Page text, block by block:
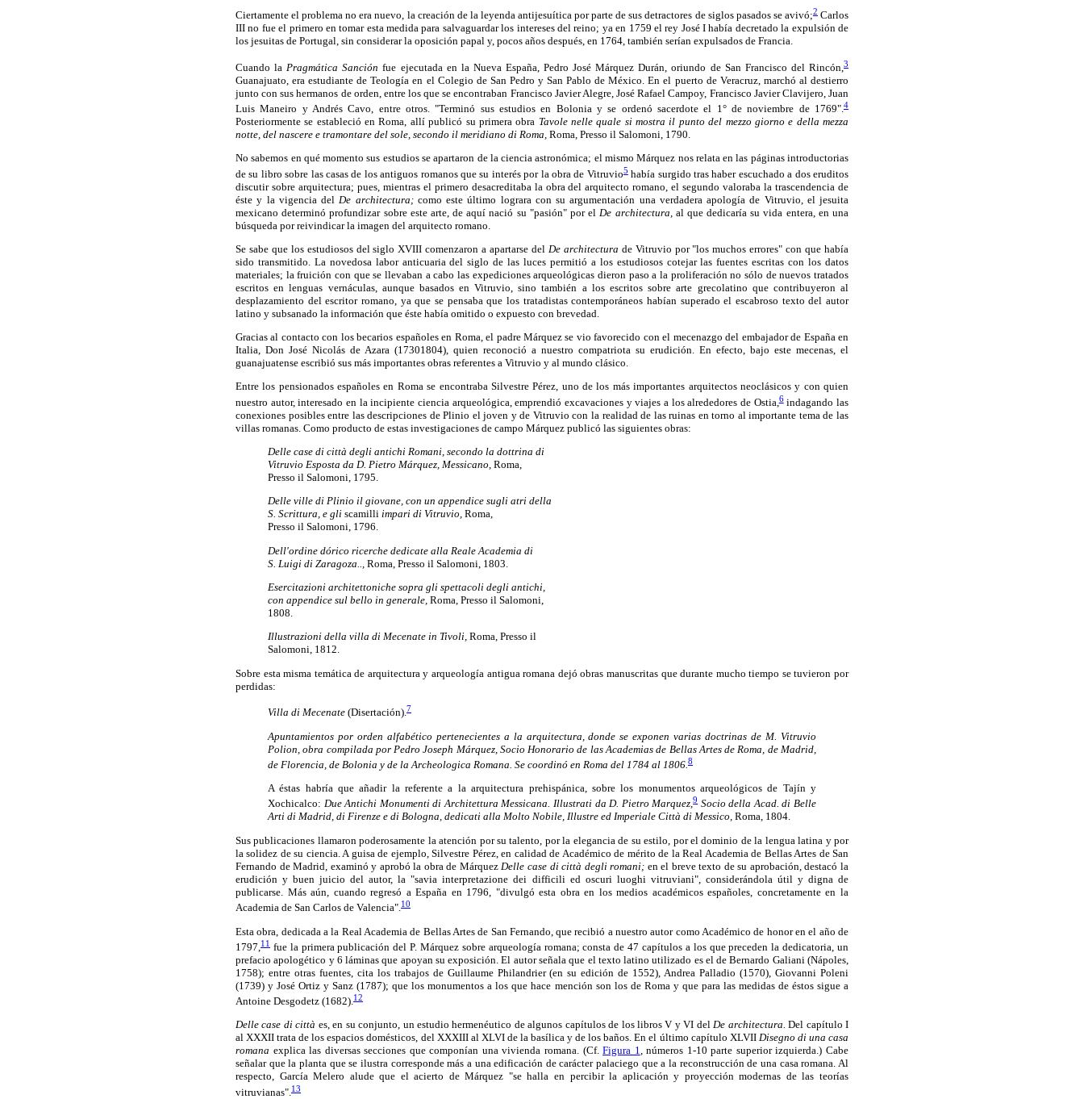
Ciertamente el problema no era nuevo, la creación de la leyenda antijesuítica por parte de sus detractores de siglos pasados se avivó;2Carlos
III no fue el primero en tomar esta medida para salvaguardar los intereses del reino; ya en 1759 el rey José I había decretado la expulsión de
los jesuitas de Portugal, sin considerar la oposición papal y, pocos años después, en 1764, también serían expulsados de Francia.
Cuando la Pragmática Sanción fue ejecutada en la Nueva España, Pedro José Márquez Durán, oriundo de San Francisco del Rincón,3
Guanajuato, era estudiante de Teología en el Colegio de San Pedro y San Pablo de México. En el puerto de Veracruz, marchó al destierro
junto con sus hermanos de orden, entre los que se encontraban Francisco Javier Alegre, José Rafael Campoy, Francisco Javier Clavijero, Juan
Luis Maneiro y Andrés Cavo, entre otros. "Terminó sus estudios en Bolonia y se ordenó sacerdote el 1° de noviembre de 1769".4
Posteriormente se estableció en Roma, allí publicó su primera obra Tavole nelle quale si mostra il punto del mezzo giorno e della mezza
notte, del nascere e tramontare del sole, secondo il meridiano di Roma, Roma, Presso il Salomoni, 1790.
No sabemos en qué momento sus estudios se apartaron de la ciencia astronómica; el mismo Márquez nos relata en las páginas introductorias
de su libro sobre las casas de los antiguos romanos que su interés por la obra de Vitruvio5había surgido tras haber escuchado a dos eruditos
discutir sobre arquitectura; pues, mientras el primero desacreditaba la obra del arquitecto romano, el segundo valoraba la trascendencia de
éste y la vigencia del De architectura;como este último lograra con su argumentación una verdadera apología de Vitruvio, el jesuita
mexicano determinó profundizar sobre este arte, de aquí nació su "pasión" por el De architectura, al que dedicaría su vida entera, en una
búsqueda por reivindicar la imagen del arquitecto romano.
Se sabe que los estudiosos del siglo XVIII comenzaron a apartarse del De architectura de Vitruvio por "los muchos errores" con que había
sido transmitido. La novedosa labor anticuaria del siglo de las luces permitió a los estudiosos cotejar las fuentes escritas con los datos
materiales; la fruición con que se llevaban a cabo las expediciones arqueológicas dieron paso a la proliferación no sólo de nuevos tratados
escritos en lenguas vernáculas, aunque basados en Vitruvio, sino también a los escritos sobre arte grecolatino que contribuyeron al
desplazamiento del escritor romano, ya que se pensaba que los tratadistas contemporáneos habían superado el escabroso texto del autor
latino y subsanado la información que éste había omitido o expuesto con brevedad.
Gracias al contacto con los becarios españoles en Roma, el padre Márquez se vio favorecido con el mecenazgo del embajador de España en
Italia, Don José Nicolás de Azara (17301804), quien reconoció a nuestro compatriota su erudición. En efecto, bajo este mecenas, el
guanajuatense escribió sus más importantes obras referentes a Vitruvio y al mundo clásico.
Entre los pensionados españoles en Roma se encontraba Silvestre Pérez, uno de los más importantes arquitectos neoclásicos y con quien
nuestro autor, interesado en la incipiente ciencia arqueológica, emprendió excavaciones y viajes a los alrededores de Ostia,6indagando las
conexiones posibles entre las descripciones de Plinio el joven y de Vitruvio con la realidad de las ruinas en torno al importante tema de las
villas romanas. Como producto de estas investigaciones de campo Márquez publicó las siguientes obras:
Delle case di città degli antichi Romani, secondo la dottrina di
Vitruvio Esposta da D. Pietro Márquez, Messicano, Roma,
Presso il Salomoni, 1795.
Delle ville di Plinio il giovane, con un appendice sugli atri della
S. Scrittura, e gli scamilli impari di Vitruvio, Roma,
Presso il Salomoni, 1796.
Dell'ordine dórico ricerche dedicate alla Reale Academia di
S. Luigi di Zaragoza..,
Roma, Presso il Salomoni, 1803.
Esercitazioni architettoniche sopra gli spettacoli degli antichi,
con appendice sul bello in generale, Roma, Presso il Salomoni,
1808.
Illustrazioni della villa di Mecenate in Tivoli, Roma, Presso il
Salomoni, 1812.
Sobre esta misma temática de arquitectura y arqueología antigua romana dejó obras manuscritas que durante mucho tiempo se tuvieron por
perdidas:
Villa di Mecenate (Disertación).7
Apuntamientos por orden alfabético pertenecientes a la arquitectura, donde se exponen varias doctrinas de M. Vitruvio
Polion, obra compilada por Pedro Joseph Márquez, Socio Honorario de las Academias de Bellas Artes de Roma, de Madrid,
de Florencia, de Bolonia y de la Archeologica Romana. Se coordinó en Roma del 1784 al 1806. 8
A éstas habría que añadir la referente a la arquitectura prehispánica, sobre los monumentos arqueológicos de Tajín y
Xochicalco: Due Antichi Monumenti di Architettura Messicana. Illustrati da D. Pietro Marquez,9 Socio della Acad. di Belle
Arti di Madrid, di Firenze e di Bologna, dedicati alla Molto Nobile, Illustre ed Imperiale Città di Messico, Roma, 1804.
Sus publicaciones llamaron poderosamente la atención por su talento, por la elegancia de su estilo, por el dominio de la lengua latina y por
la solidez de su ciencia. A guisa de ejemplo, Silvestre Pérez, en calidad de Académico de mérito de la Real Academia de Bellas Artes de San
Fernando de Madrid, examinó y aprobó la obra de MárquezDelle case di città degli romani; en el breve texto de su aprobación, destacó la
erudición y buen juicio del autor, la "savia interpretazione dei difficili ed oscuri luoghi vitruviani", considerándola útil y digna de
publicarse. Más aún, cuando regresó a España en 1796, "divulgó esta obra en los medios académicos españoles, concretamente en la
Academia de San Carlos de Valencia".10
Esta obra, dedicada a la Real Academia de Bellas Artes de San Fernando, que recibió a nuestro autor como Académico de honor en el año de
1797, 11 fue la primera publicación del P. Márquez sobre arqueología romana; consta de 47 capítulos a los que preceden la dedicatoria, un
prefacio apologético y 6 láminas que apoyan su exposición. El autor señala que el texto latino utilizado es el de Bernardo Galiani (Nápoles,
1758); entre otras fuentes, cita los trabajos de Guillaume Philandrier (en su edición de 1552), Andrea Palladio (1570), Giovanni Poleni
(1739) y José Ortiz y Sanz (1787); que los monumentos a los que hace mención son los de Roma y que para las medidas de éstos sigue a
Antoine Desgodetz (1682).12
Delle case di città es, en su conjunto, un estudio hermenéutico de algunos capítulos de los libros V y VI delDe architectura. Del capítulo I
al XXXII trata de los espacios domésticos, del XXXIII al XLVI de la basílica y de los baños. En el último capítulo XLVII Disegno di una casa
romana explica las diversas secciones que componían una vivienda romana. (Cf.Figura 1, números 1-10 parte superior izquierda.) Cabe
señalar que la planta que se ilustra corresponde más a una edificación de carácter palaciego que a la reconstrucción de una casa romana. Al
respecto, García Melero alude que el acierto de Márquez "se halla en percibir la aplicación y proyección modernas de las teorías
vitruvianas". 13